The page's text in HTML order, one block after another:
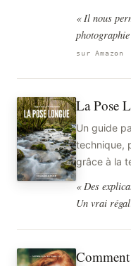
« Il nous
sur Amazon
La Pose
Un guide
technique,
grâce à la
« Des
Un vrai